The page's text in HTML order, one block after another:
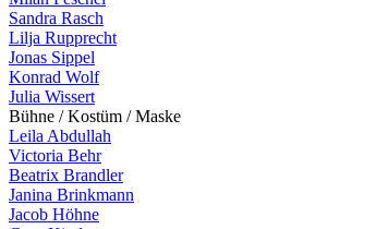
Sandra Rasch
Lilja Rupprecht
Jonas Sippel
Konrad Wolf
Julia Wissert
Bühne / Kostüm / Maske
Leila Abdullah
Victoria Behr
Beatrix Brandler
Janina Brinkmann
Jacob Höhne